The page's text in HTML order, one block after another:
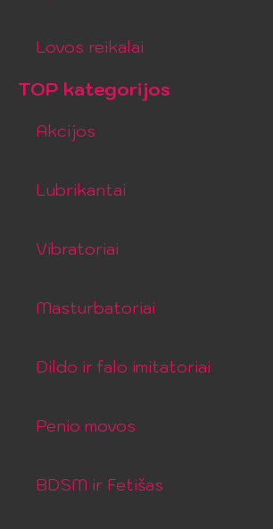
Lovos reikalai
TOP kategorijos
Akcijos
Lubrikantai
Vibratoriai
Masturbatoriai
Dildo ir falo imitatoriai
Penio movos
BDSM ir Fetišas